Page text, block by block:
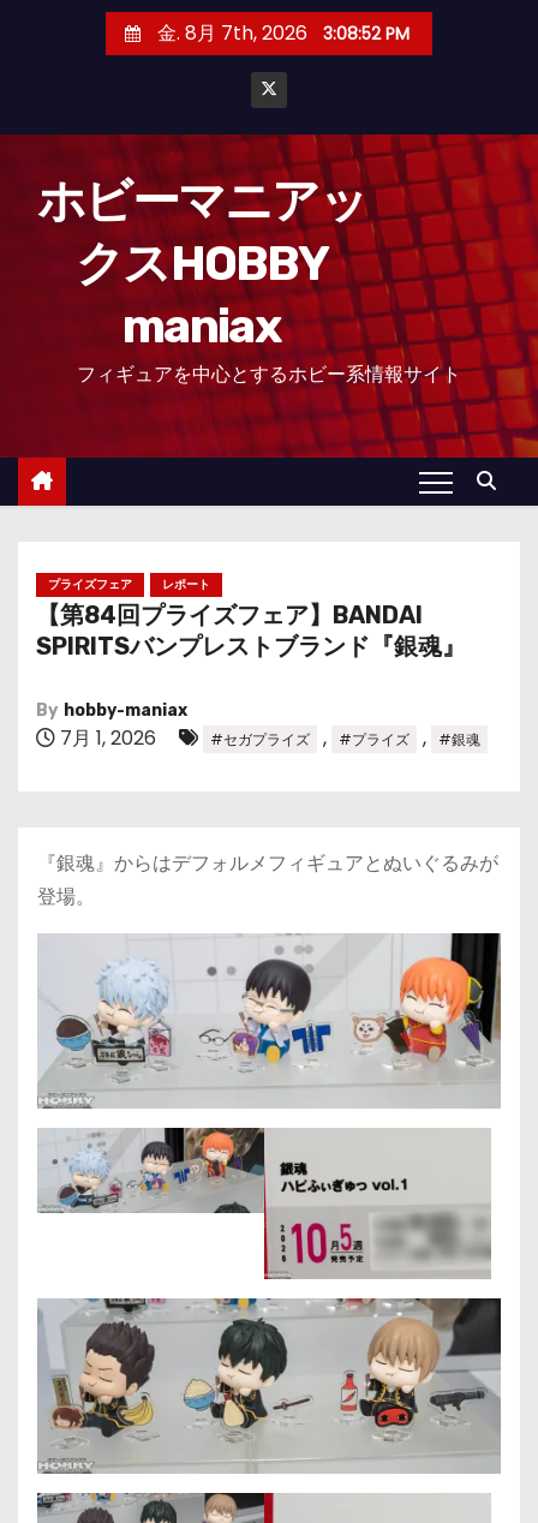
金. 8月 7th, 2026 3:08:53 PM
ホビーマニアッ
クスHOBBY
maniax
フィギュアを中心とするホビー系情報サイト
プライズフェア レポート
【第84回プライズフェア】BANDAI
SPIRITSバンプレストブランド『銀魂』
By hobby-maniax
7月 1, 2026 #セガプライズ , #プライズ , #銀魂
『銀魂』からはデフォルメフィギュアとぬいぐるみが
登場。